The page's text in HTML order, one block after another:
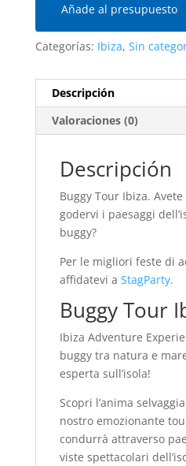
Añade al presupuesto
Categorías: Ibiza, Sin
Descripción
Valoraciones (0)
Descripción
Buggy Tour Ibiza.
godervi i paesaggi
buggy?
Per le migliori feste di
affidatevi a StagParty.
Buggy Tour
Ibiza Adventure
buggy tra natura e
esperta sull’isola!
Scopri l’anima
nostro emozionante
condurrà attraverso
viste spettacolari